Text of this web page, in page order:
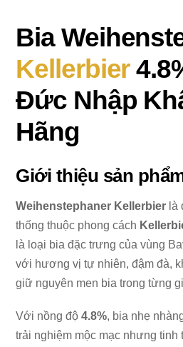
Bia
Kellerbier
Đức Nhập
Hãng
Giới thiệu sản
Weihenstephaner Kellerbier là
thống thuộc phong cách
là loại bia đặc trưng của vùng
với hương vị tự nhiên, đậm đà,
giữ nguyên men bia trong từng
Với nồng độ4.8%, bia nhẹ
trải nghiệm mộc mạc nhưng